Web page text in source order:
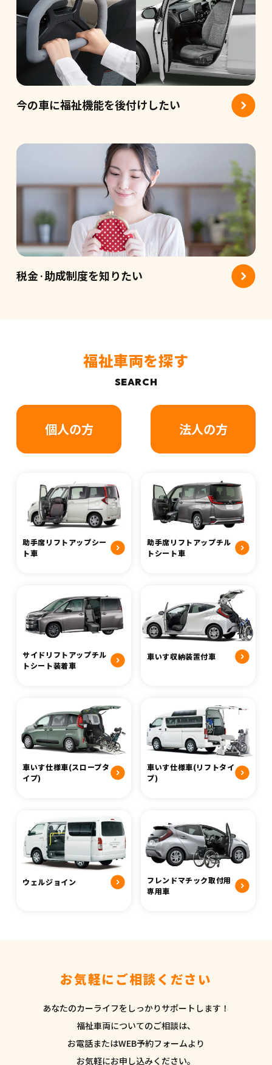
今の車に福祉機能を後付けしたい
税金·助成制度を知りたい
福祉車両を探す
個人の方 法人の方
助手席リフトアップシー
ト車
助手席リフトアップチル
トシート車
サイドリフトアップチル
トシート装着車
車いす収納装置付車
車いす仕様車(スロープタ
イプ)
車いす仕様車(リフトタイ
プ)
ウェルジョイン
フレンドマチック取付用
専用車
お気軽にご相談ください
あなたのカーライフをしっかりサポートします！
福祉車両についてのご相談は、
お電話またはWEB予約フォームより
お気軽にお申し込みください。